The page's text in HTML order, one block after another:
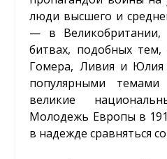
люди высшего и
— в Великобритании,
битвах, подобных
Гомера, Ливия и
популярными
великие
Молодежь Европы в
в надежде сравняться